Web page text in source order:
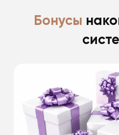
Бонусы
Скидка 15%
в день рождения
Скидки не